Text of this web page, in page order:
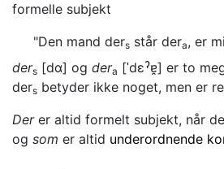
formelle subjekt
"Den mand dersstår dera, er
ders [dɑ] og dera [ˈdεˀɐ̯] er to
ders betyder ikke noget, men er
Derer altid formelt subjekt, når
og som er altid underordnende